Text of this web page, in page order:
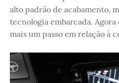
alto padrão de acabamento,
tecnologia embarcada. Agora
mais um passo em relação à